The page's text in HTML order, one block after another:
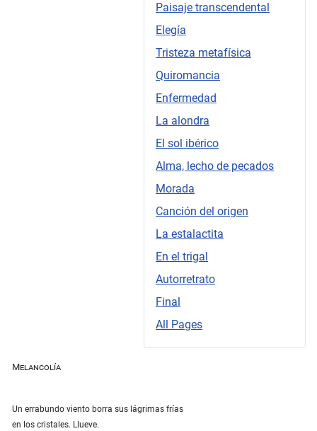
Paisaje transcendental
Elegía
Tristeza metafísica
Quiromancia
Enfermedad
La alondra
El sol ibérico
Alma, lecho de pecados
Morada
Canción del origen
La estalactita
En el trigal
Autorretrato
Final
All Pages
Melancolía
Un errabundo viento borra sus lágrimas frías
en los cristales. Llueve.